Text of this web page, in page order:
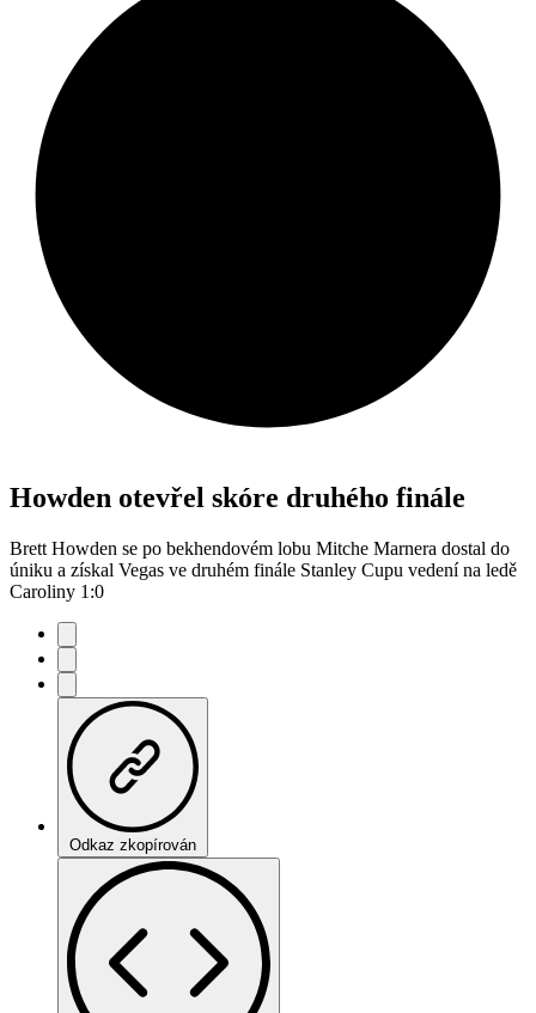
Howden otevřel skóre druhého finále
Brett Howden se po bekhendovém lobu Mitche Marnera dostal do
úniku a získal Vegas ve druhém finále Stanley Cupu vedení na ledě
Caroliny 1:0
Odkaz zkopírován